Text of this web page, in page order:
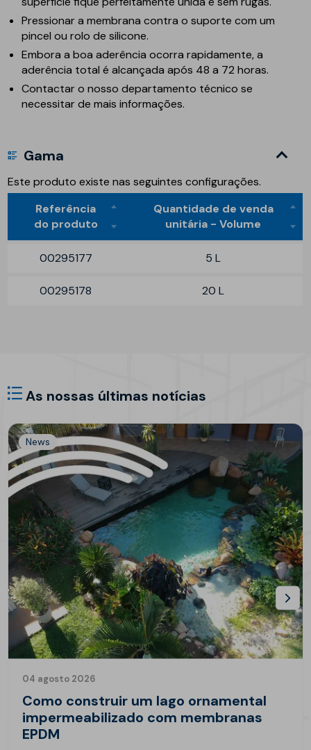
Pressionar a membrana contra o suporte com um
pincel ou rolo de silicone.
Embora a boa aderência ocorra rapidamente, a
aderência total é alcançada após 48 a 72 horas.
Contactar o nosso departamento técnico se
necessitar de mais informações.
Gama
Este produto existe nas seguintes configurações.
Referência
do produto
Quantidade de venda
unitária - Volume
00295177 5 L
00295178 20 L
As nossas últimas notícias
News
04 agosto 2026
Como construir um lago ornamental
impermeabilizado com membranas
EPDM